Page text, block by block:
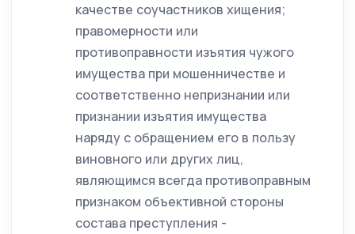
качестве соучастников хищения;
правомерности или
противоправности изъятия чужого
имущества при мошенничестве и
соответственно непризнании или
признании изъятия имущества
наряду с обращением его в пользу
виновного или других лиц,
являющимся всегда противоправным
признаком объективной стороны
состава преступления -